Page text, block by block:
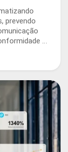
prevendo
e